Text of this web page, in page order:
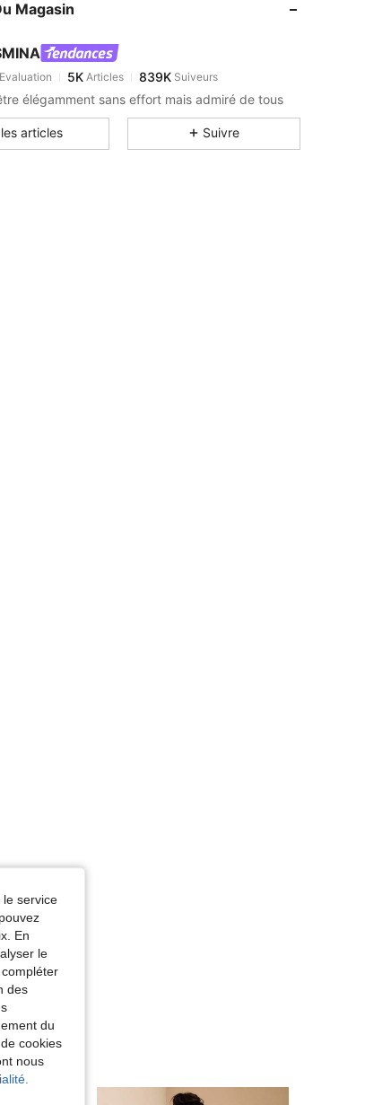
Magasin
5K
Evaluation 5KArticles
j***0est en train de naviguer
839K
5K
839K
élégamment sans effort mais admiré de tous
articles Suivre
le service
En
le
des
du
cookies
nous